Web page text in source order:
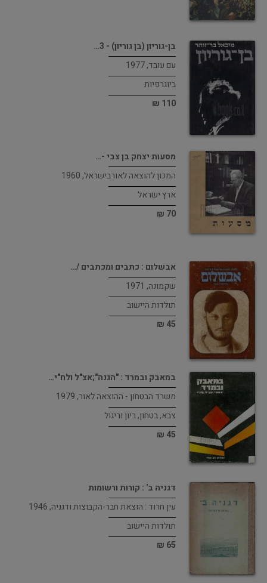
בן-גוריון (בן גוריון) - 3…
עם עובד, 1977
ביוגרפיות
110 ₪
מסעות יצחק בן צבי -…
המכון להוצאה לאורבישראל, 1960
ארץ ישראל
70 ₪
אבשלום : כתבים ומכתבים /…
שקמונה, 1971
תולדות היישוב
45 ₪
במאבק ובמרד : "הגנה";אצ"ל ולח"י…
משרד הבטחון - ההוצאה לאור, 1979
צבא, בטחון, ביון וריגול
45 ₪
דגניה ב' : קורות ורשומות
עין חרוד : הוצאת חבר-הקבוצות ודגניה, 1946
תולדות היישוב
65 ₪